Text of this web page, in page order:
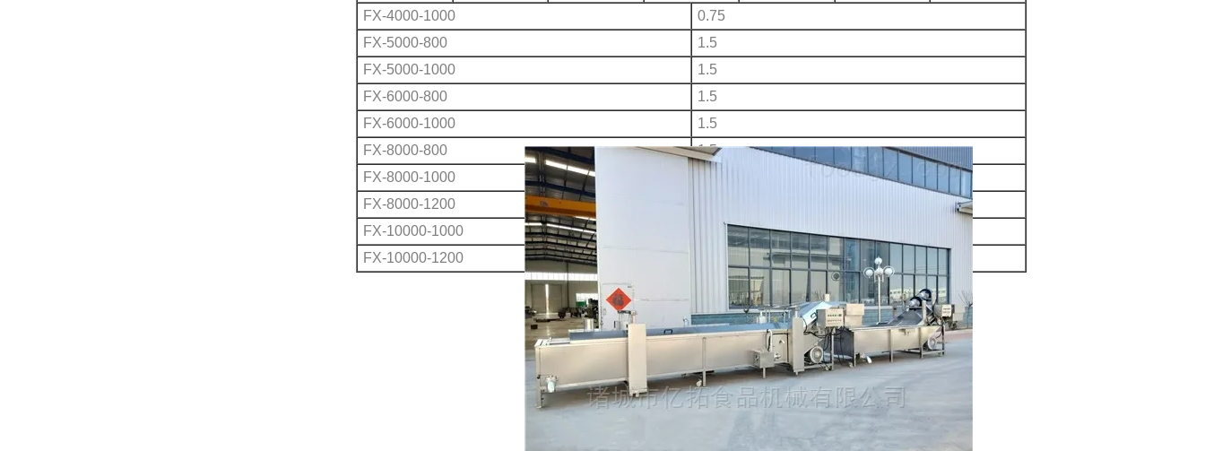
FX-4000-1000
0.75
FX-5000-800
1.5
FX-5000-1000
1.5
FX-6000-800
1.5
FX-6000-1000
1.5
FX-8000-800
1.5
FX-8000-1000
FX-8000-1200
FX-10000-1000
FX-10000-1200